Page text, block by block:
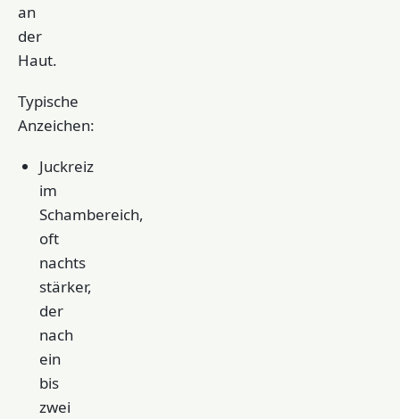
an
der
Haut.
Typische
Anzeichen:
Juckreiz
im
Schambereich,
oft
nachts
stärker,
der
nach
ein
bis
zwei